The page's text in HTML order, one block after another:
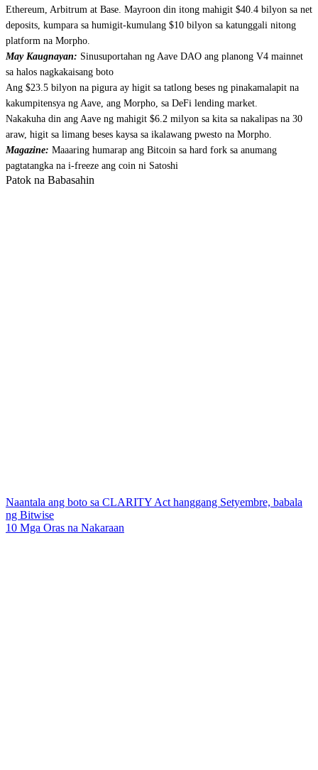
Ethereum, Arbitrum at Base. Mayroon din itong mahigit $40.4 bilyon sa net
deposits, kumpara sa humigit-kumulang $10 bilyon sa katunggali nitong
platform na Morpho.
May Kaugnayan: Sinusuportahan ng Aave DAO ang planong V4 mainnet
sa halos nagkakaisang boto
Ang $23.5 bilyon na pigura ay higit sa tatlong beses ng pinakamalapit na
kakumpitensya ng Aave, ang Morpho, sa DeFi lending market.
Nakakuha din ang Aave ng mahigit $6.2 milyon sa kita sa nakalipas na 30
araw, higit sa limang beses kaysa sa ikalawang pwesto na Morpho.
Magazine: Maaaring humarap ang Bitcoin sa hard fork sa anumang
pagtatangka na i-freeze ang coin ni Satoshi
Patok na Babasahin
Naantala ang boto sa CLARITY Act hanggang Setyembre, babala
ng Bitwise
10 Mga Oras na Nakaraan